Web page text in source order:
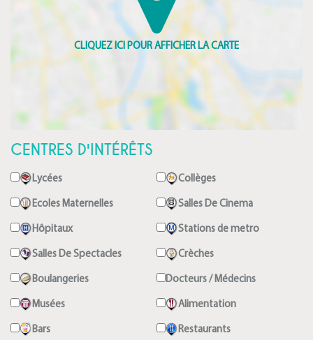
CENTRES D'INTÉRÊTS
Lycées Collèges
Ecoles Maternelles Salles De Cinema
Hôpitaux Stations de metro
Salles De Spectacles Crèches
Boulangeries Docteurs / Médecins
Musées Alimentation
Bars Restaurants